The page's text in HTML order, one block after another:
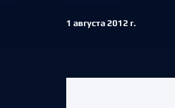
1 августа 2012 г.